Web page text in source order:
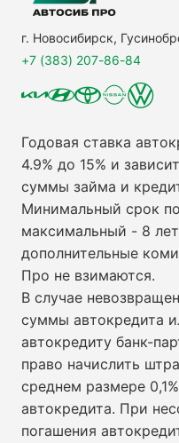
г. Новосибирск,
+7 (383) 207-86-84
Годовая ставка
4.9% до 15% и
суммы займа и
Минимальный срок
максимальный - 8
дополнительные
Про не взимаются.
В случае
суммы автокредита
автокредиту банк-
право начислить
среднем размере
автокредита. При
погашения